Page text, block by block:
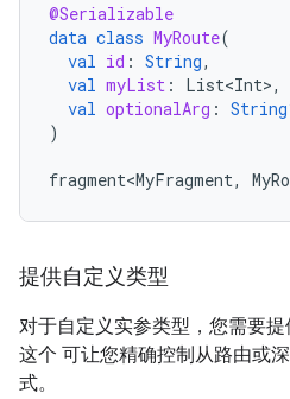
@Serializable
data class MyRoute(
val id : String,
val myList : List<Int>,
val optionalArg :
)
fragment<MyFragment,
提供自定义类型
对于自定义实参类型，您需要提
这个 可让您精确控制从路由或
式。